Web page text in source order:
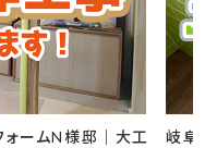
岐阜県高山市｜風呂リフ